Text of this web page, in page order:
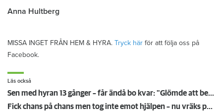
Anna Hultberg
MISSA INGET FRÅN HEM & HYRA. Tryck här för att följa oss på
Facebook.
Läs också
Sen med hyran 13 gånger – får ändå bo kvar: "Glömde att betala"
Fick chans på chans men tog inte emot hjälpen – nu vräks paret: ”Tragiskt"